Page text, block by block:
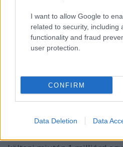
I want to allow Google to
related to security, including
functionality and fraud
user protection.
CONFIRM
Data Deletion Data
- H.Á.: De, elnök, hát az
napig elnök úr, elnök
érzés biztosan, én nem
mire pályázni, először meg
10 milliárdos deficitet lehet
nem akármi.
- Mv.: De ezt most állítólag
- H.Á.: És akkor lesz 2